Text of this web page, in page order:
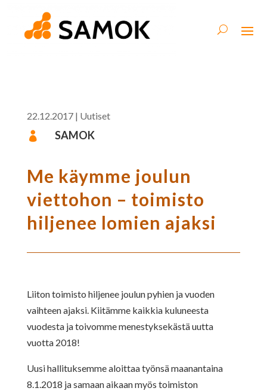
22.12.2017| Uutiset
 SAMOK
Me käymme joulun
viettohon – toimisto
hiljenee lomien ajaksi
Liiton toimisto hiljenee joulun pyhien ja vuoden
vaihteen ajaksi. Kiitämme kaikkia kuluneesta
vuodesta ja toivomme menestyksekästä uutta
vuotta 2018!
Uusi hallituksemme aloittaa työnsä maanantaina
8.1.2018 ja samaan aikaan myös toimiston